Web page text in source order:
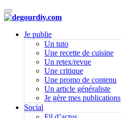
Activer/désactiver navigation
Je publie
Un tuto
Une recette de cuisine
Un retex/revue
Une critique
Une promo de contenu
Un article généraliste
Je gère mes publications
Social